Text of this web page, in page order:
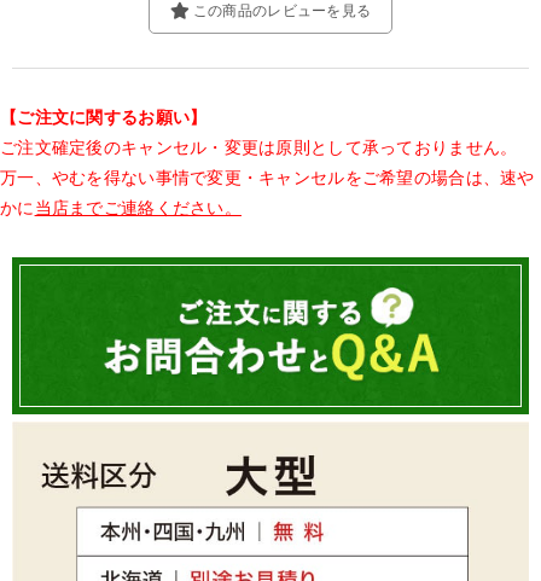
この商品のレビューを見る
【ご注文に関するお願い】
ご注文確定後のキャンセル・変更は原則として承っておりません。
万一、やむを得ない事情で変更・キャンセルをご希望の場合は、速や
かに 当店までご連絡ください。